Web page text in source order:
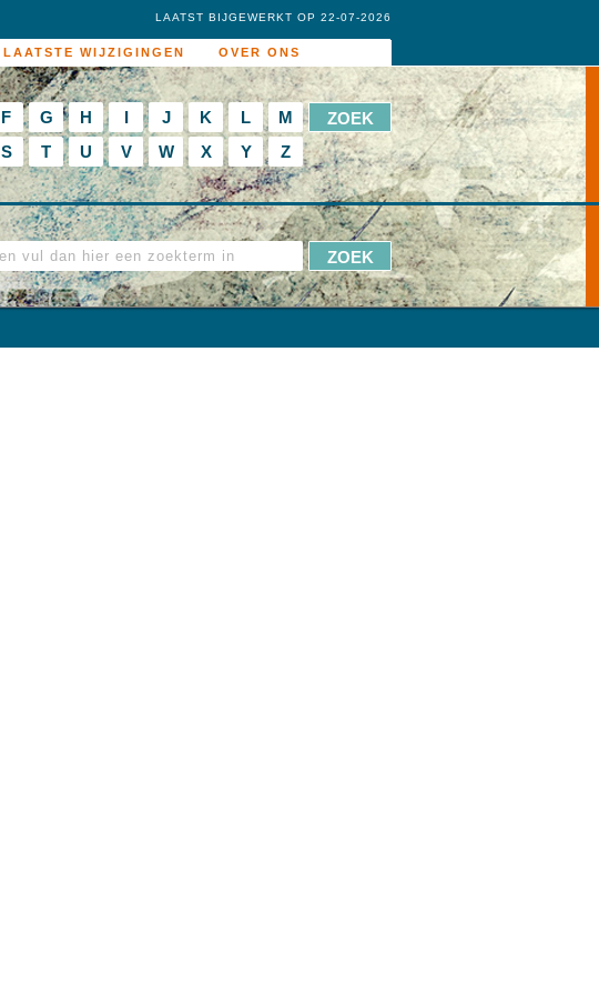
LAATSTE WIJZIGINGEN OVER ONS
LAATST BIJGEWERKT OP 22-07-2026
F G H I J K L
M
S T U V W X Y Z